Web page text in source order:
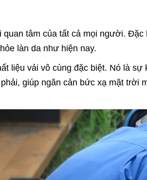
tâm của tất cả mọi người. Đặc
làn da như hiện nay.
liệu vải vô cùng đặc biệt. Nó là sự
giúp ngăn cản bức xạ mặt trời